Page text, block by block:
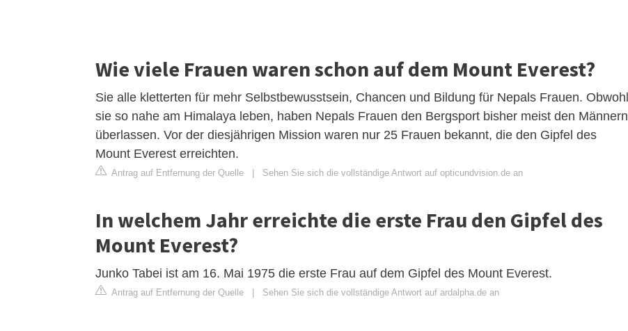
Wie viele Frauen waren schon auf dem Mount Everest?
Sie alle kletterten für mehr Selbstbewusstsein, Chancen und Bildung für Nepals Frauen. Obwohl
sie so nahe am Himalaya leben, haben Nepals Frauen den Bergsport bisher meist den Männern
überlassen. Vor der diesjährigen Mission waren nur 25 Frauen bekannt, die den Gipfel des
Mount Everest erreichten.
Antrag auf Entfernung der Quelle Sehen Sie sich die vollständige Antwort auf opticundvision.de an
In welchem Jahr erreichte die erste Frau den Gipfel des
Mount Everest?
Junko Tabei ist am 16. Mai 1975 die erste Frau auf dem Gipfel des Mount Everest.
Antrag auf Entfernung der Quelle Sehen Sie sich die vollständige Antwort auf ardalpha.de an